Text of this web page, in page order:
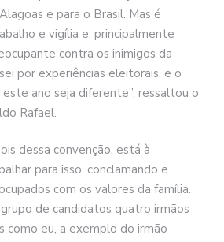
e para o Brasil. Mas é
e vigília e, principalmente
contra os inimigos da
por experiências eleitorais, e o
ano seja diferente”, ressaltou o
Rafael.
dessa convenção, está à
para isso, conclamando e
com os valores da família.
de candidatos quatro irmãos
como eu, a exemplo do irmão